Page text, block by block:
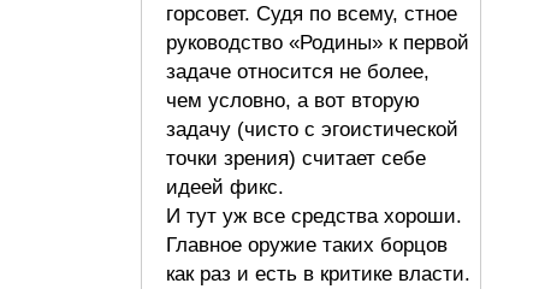
горсовет. Судя по всему, стное
руководство «Родины» к первой
задаче относится не более,
чем условно, а вот вторую
задачу (чисто с эгоистической
точки зрения) считает себе
идеей фикс.
И тут уж все средства хороши.
Главное оружие таких борцов
как раз и есть в критике власти.